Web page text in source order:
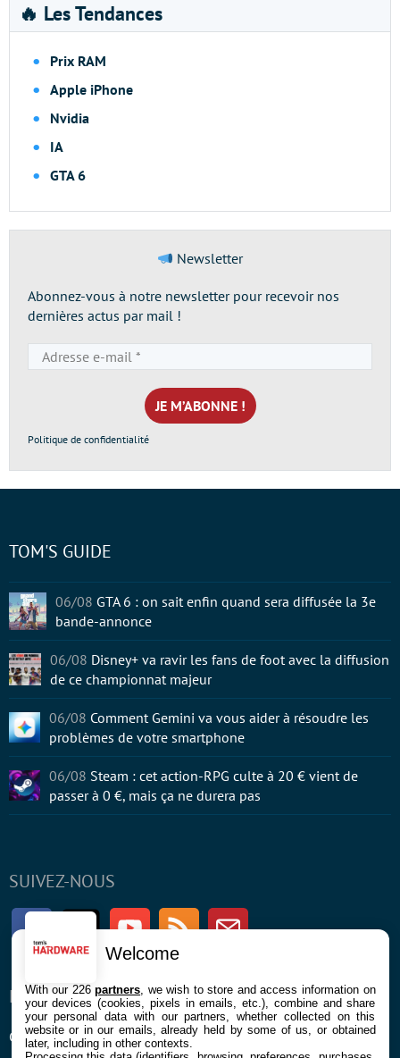
🔥 Les Tendances
Prix RAM
Apple iPhone
Nvidia
IA
GTA 6
Newsletter
Abonnez-vous à notre newsletter pour recevoir nos
dernières actus par mail !
e-
mail
*
Politique de confidentialité
SUIVEZ-NOUS
FacebookTwitter Youtube RSS Newsletter
ENTREPRISE
Confidentialité et Cookies
À PROPOS
Contact
TOM'S GUIDE
06/08 GTA 6 : on sait enfin quand sera diffusée la 3e
bande-annonce
06/08 Disney+ va ravir les fans de foot avec la diffusion
de ce championnat majeur
06/08 Comment Gemini va vous aider à résoudre les
problèmes de votre smartphone
06/08 Steam : cet action-RPG culte à 20 € vient de
passer à 0 €, mais ça ne durera pas
Welcome
With our 226partners , we wish to store and access information on
your devices (cookies, pixels in emails, etc.), combine and share
your personal data with our partners, whether collected on this
website or in our emails, already held by some of us, or obtained
later, including in other contexts.